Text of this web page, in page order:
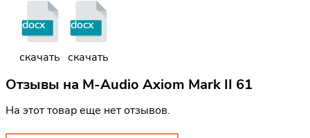
docx
скачать
docx
скачать
Отзывы на M-Audio Axiom Mark II 61
На этот товар еще нет отзывов.